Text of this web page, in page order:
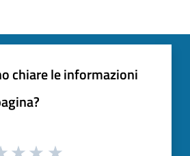
chiare le informazioni